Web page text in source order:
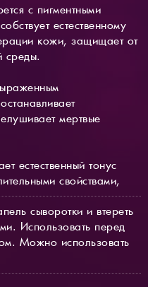
с пигментными
естественному
кожи, защищает от
среды.
мертвые
естественный тонус
свойствами,
сыворотки и втереть
Использовать перед
Можно использовать